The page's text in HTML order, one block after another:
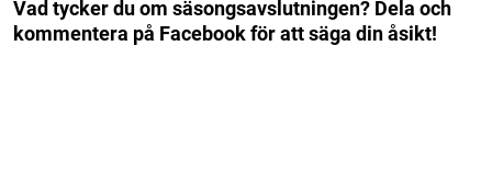
Vad tycker du om säsongsavslutningen? Dela och
kommentera på Facebook för att säga din åsikt!